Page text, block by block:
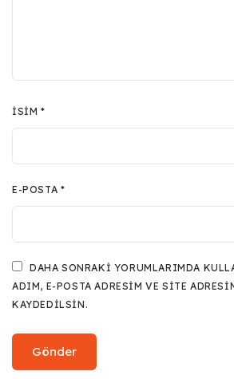
İSIM*
E-POSTA *
DAHA SONRAKI YORUMLARIMDA
ADIM, E-POSTA ADRESIM VE SITE
KAYDEDILSIN.